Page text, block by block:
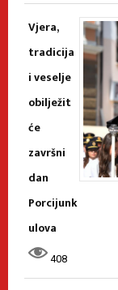
Vjera,
tradicija
i veselje
obilježit
će
završni
dan
Porcijunk
ulova
408